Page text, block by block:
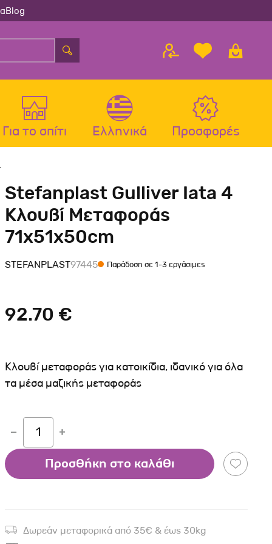
Blog
Μπολ-Ταιστρες-Ποτίστρες Σκύλου
Περιλαίμια Σκύλου
Σαμαράκια Σκύλου
Οδηγοί-Πτυσσόμενοι Οδηγοί
Παιχνίδια Σκύλου
Κουδουνάκια Σκύλου
Μπολ-Ταιστρες-Ποτίστρες Γάτας
Περιλαίμια-Σαμαράκια Γάτας
Παιχνίδια Γάτας
Ονυχοδρόμια Γάτας
Για το σπίτι Ελληνικά Προσφορές
Stefanplast Gulliver Iata 4
Κλουβί Μεταφοράς
71x51x50cm
STEFANPLAST97445 Παράδοση σε 1-3 εργάσιμες
92.70 €
Κλουβί μεταφοράς για κατοικίδια, ιδανικό για όλα
τα μέσα μαζικής μεταφοράς
1
Προσθήκη στο καλάθι
Δωρεάν μεταφορικά από 35€ & έως 30kg